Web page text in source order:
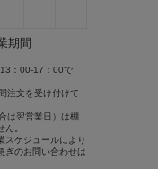
期間
：00-17：00で
注文を受け付けて
は翌営業日）は棚
。
ケジュールにより
ぎのお問い合わせは